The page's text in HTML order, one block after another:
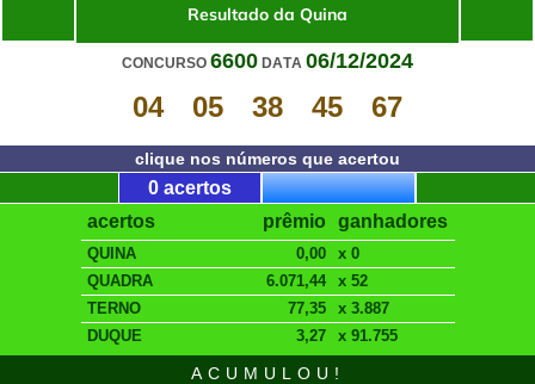
Resultado da Quina
CONCURSO 6600 DATA 06/12/2024
04 05 38 45 67
clique nos números que acertou
0 acertos
acertos
QUINA
QUADRA
TERNO
DUQUE
prêmio
0,00
6.071,44
77,35
3,27
ganhadores
x 0
x 52
x 3.887
x 91.755
ACUMULOU!